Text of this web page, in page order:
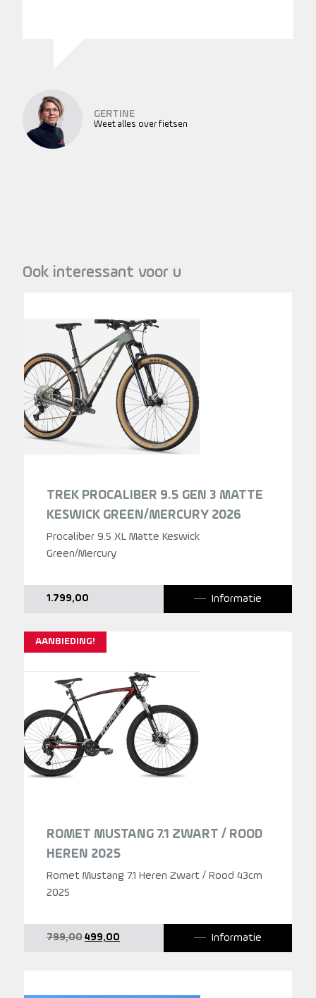
GERTINE
Weet alles over fietsen
Ook interessant voor u
TREK PROCALIBER 9.5 GEN 3 MATTE
KESWICK GREEN/MERCURY 2026
Procaliber 9.5 XL Matte Keswick
Green/Mercury
1.799,00 Informatie
AANBIEDING!
ROMET MUSTANG 7.1 ZWART / ROOD
HEREN 2025
Romet Mustang 7.1 Heren Zwart / Rood 43cm
2025
799,00 Oorspronkelijke
499,00 Informatie